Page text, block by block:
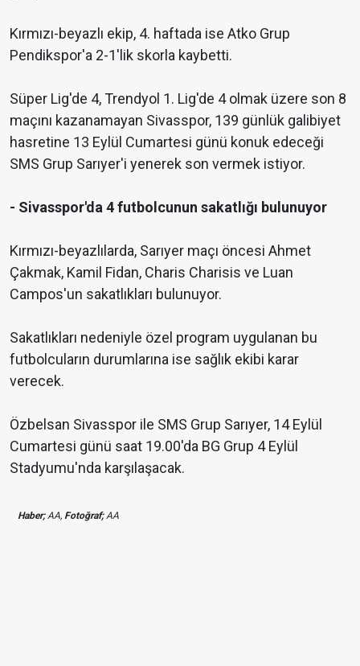
Kırmızı-beyazlı ekip, 4. haftada ise Atko Grup
Pendikspor'a 2-1'lik skorla kaybetti.
Süper Lig'de 4, Trendyol 1. Lig'de 4 olmak üzere son 8
maçını kazanamayan Sivasspor, 139 günlük galibiyet
hasretine 13 Eylül Cumartesi günü konuk edeceği
SMS Grup Sarıyer'i yenerek son vermek istiyor.
- Sivasspor'da 4 futbolcunun sakatlığı bulunuyor
Kırmızı-beyazlılarda, Sarıyer maçı öncesi Ahmet
Çakmak, Kamil Fidan, Charis Charisis ve Luan
Campos'un sakatlıkları bulunuyor.
Sakatlıkları nedeniyle özel program uygulanan bu
futbolcuların durumlarına ise sağlık ekibi karar
verecek.
Özbelsan Sivasspor ile SMS Grup Sarıyer, 14 Eylül
Cumartesi günü saat 19.00'da BG Grup 4 Eylül
Stadyumu'nda karşılaşacak.
Haber;AA, Fotoğraf;AA